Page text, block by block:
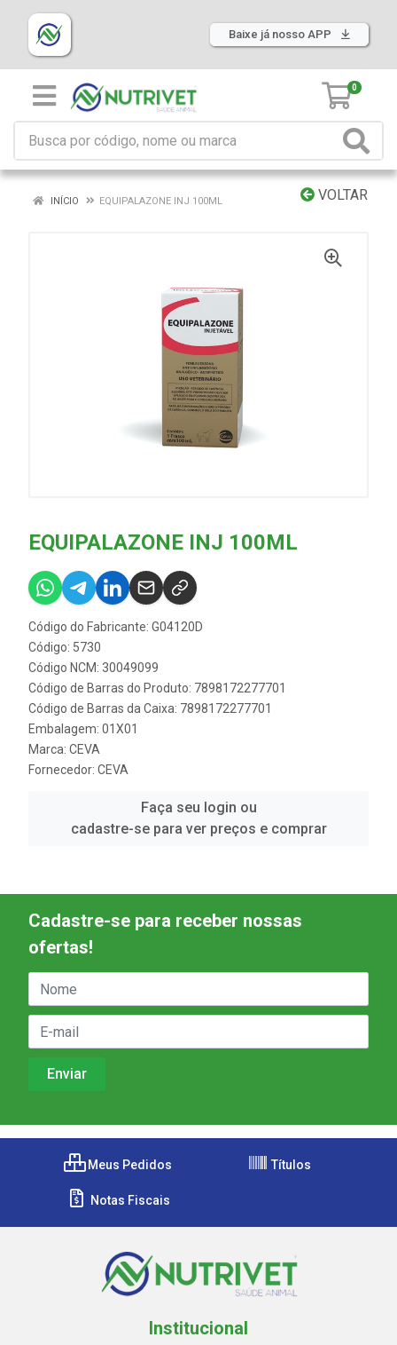
Baixe já nosso APP
0
VOLTAR
INÍCIO EQUIPALAZONE INJ 100ML
EQUIPALAZONE INJ 100ML
Código do Fabricante: G04120D
Código: 5730
Código NCM: 30049099
Código de Barras do Produto: 7898172277701
Código de Barras da Caixa: 7898172277701
Embalagem: 01X01
Marca: CEVA
Fornecedor: CEVA
Faça seu login ou
cadastre-se para ver preços e comprar
Cadastre-se para receber nossas
ofertas!
Meus Pedidos Títulos
Notas Fiscais
Institucional